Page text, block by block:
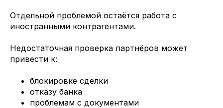
Отдельной проблемой остаётся работа с
иностранными контрагентами.
Недостаточная проверка партнёров может
привести к:
блокировке сделки
отказу банка
проблемам с документами